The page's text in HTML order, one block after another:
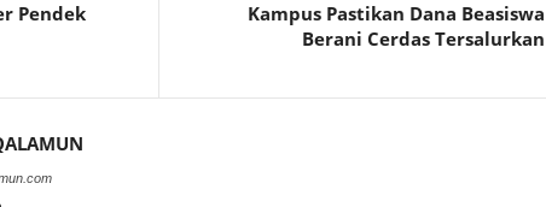
Pendek
Kampus Pastikan Dana Beasiswa
Berani Cerdas Tersalurkan